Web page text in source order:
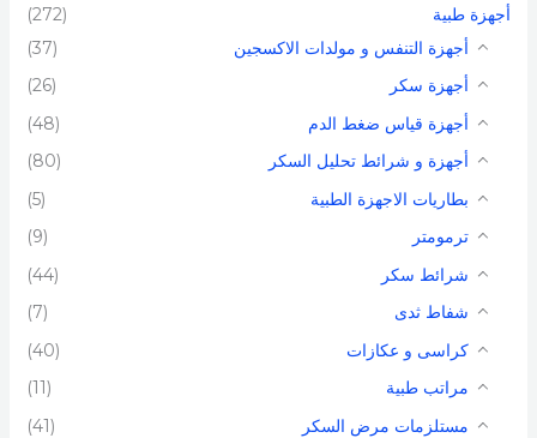
أجهزة طبية
(272)
أجهزة التنفس و مولدات الاكسجين
(37)
أجهزة سكر
(26)
أجهزة قياس ضغط الدم
(48)
أجهزة و شرائط تحليل السكر
(80)
بطاريات الاجهزة الطبية​
(5)
ترمومتر
(9)
شرائط سكر
(44)
شفاط ثدى​
(7)
كراسى و عكازات
(40)
مراتب طبية
(11)
مستلزمات مرض السكر
(41)